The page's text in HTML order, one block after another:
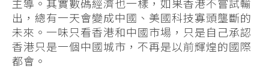
出，總有一天會變成中國、美國科技寡頭壟斷的
未來。一味只看香港和中國市場，只是自己承認
香港只是一個中國城市，不再是以前輝煌的國際
都會。